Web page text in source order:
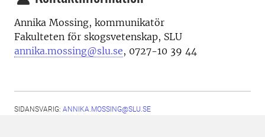
Annika Mossing, kommunikatör
Fakulteten för skogsvetenskap, SLU
annika.mossing@slu.se, 0727-10 39 44
SIDANSVARIG: ANNIKA.MOSSING@SLU.SE